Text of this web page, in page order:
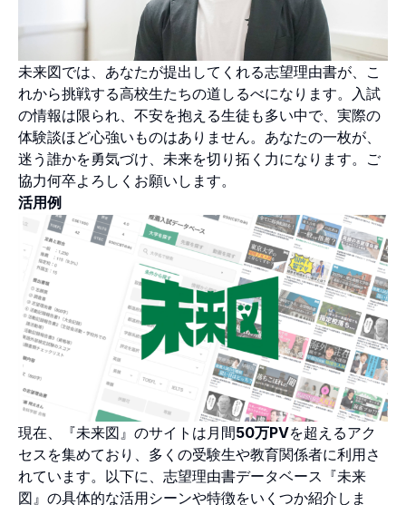
未来図では、あなたが提出してくれる志望理由書が、こ
れから挑戦する高校生たちの道しるべになります。入試
の情報は限られ、不安を抱える生徒も多い中で、実際の
体験談ほど心強いものはありません。あなたの一枚が、
迷う誰かを勇気づけ、未来を切り拓く力になります。ご
協力何卒よろしくお願いします。
活用例
現在、『未来図』のサイトは月間50万PVを超えるアク
セスを集めており、多くの受験生や教育関係者に利用さ
れています。以下に、志望理由書データベース『未来
図』の具体的な活用シーンや特徴をいくつか紹介しま